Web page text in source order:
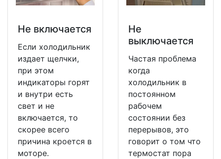
Не включается
Если холодильник
издает щелчки,
при этом
индикаторы горят
и внутри есть
свет и не
включается, то
скорее всего
причина кроется в
моторе.
Не
выключается
Частая проблема
когда
холодильник в
постоянном
рабочем
состоянии без
перерывов, это
говорит о том что
термостат пора